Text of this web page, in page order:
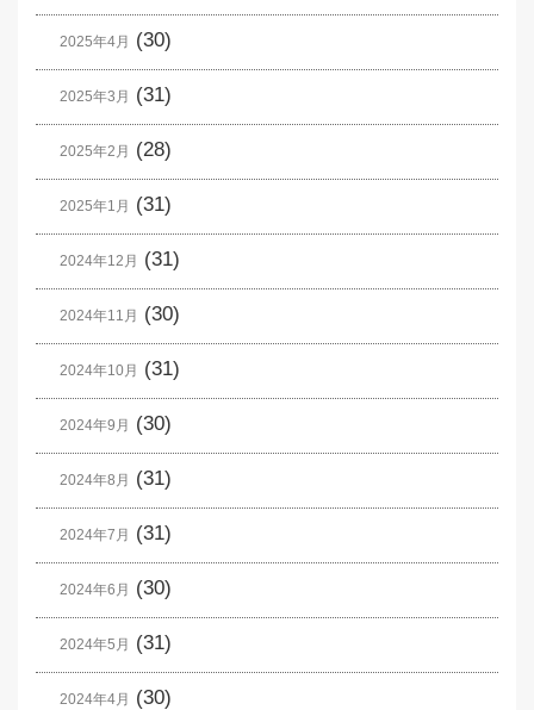
2025年4月 (30)
2025年3月 (31)
2025年2月 (28)
2025年1月 (31)
2024年12月 (31)
2024年11月 (30)
2024年10月 (31)
2024年9月 (30)
2024年8月 (31)
2024年7月 (31)
2024年6月 (30)
2024年5月 (31)
2024年4月 (30)